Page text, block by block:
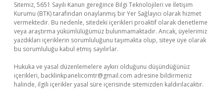
Sitemiz, 5651 Sayılı Kanun gereğince Bilgi Teknolojileri ve İletişim
Kurumu (BTK) tarafından onaylanmış bir Yer Sağlayıcı olarak hizmet
vermektedir. Bu nedenle, sitedeki içerikleri proaktif olarak denetleme
veya araştırma yükümlülüğümüz bulunmamaktadır. Ancak, üyelerimiz
yazdıkları içeriklerin sorumluluğunu taşımakta olup, siteye üye olarak
bu sorumluluğu kabul etmiş sayılırlar.
Hukuka ve yasal düzenlemelere aykırı olduğunu düşündüğünüz
içerikleri, backlinkpanelicomtr@gmail.com adresine bildirmeniz
halinde, ilgili içerikler yasal süre içerisinde sitemizden kaldırılacaktır.